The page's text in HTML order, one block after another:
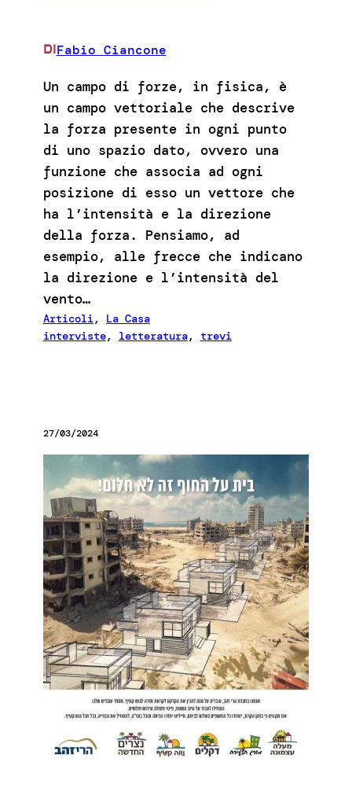
DIFabio Ciancone
Un campo di forze, in fisica, è
un campo vettoriale che descrive
la forza presente in ogni punto
di uno spazio dato, ovvero una
funzione che associa ad ogni
posizione di esso un vettore che
ha l’intensità e la direzione
della forza. Pensiamo, ad
esempio, alle frecce che indicano
la direzione e l’intensità del
vento…
Articoli, La Casa
interviste, letteratura, trevi
27/03/2024